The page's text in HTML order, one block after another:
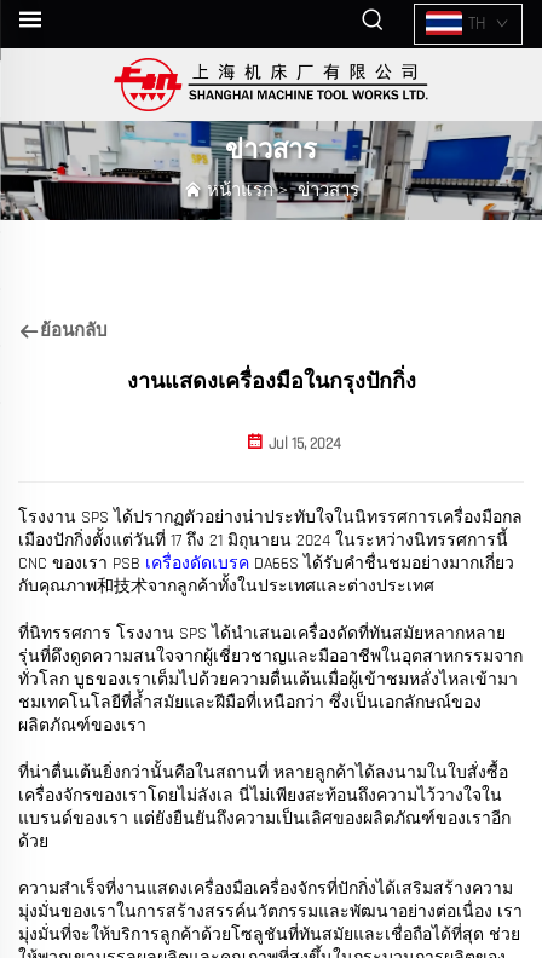
TH
ข่าวสาร
หน้าแรก>ข่าวสาร
ย้อนกลับ
งานแสดงเครื่องมือในกรุงปักกิ่ง
Jul 15, 2024
โรงงาน SPS ได้ปรากฏตัวอย่างน่าประทับใจในนิทรรศการเครื่องมือกล
เมืองปักกิ่งตั้งแต่วันที่ 17 ถึง 21 มิถุนายน 2024 ในระหว่างนิทรรศการนี้
CNC ของเรา PSB เครื่องดัดเบรค DA66S ได้รับคำชื่นชมอย่างมากเกี่ยว
กับคุณภาพ和技术จากลูกค้าทั้งในประเทศและต่างประเทศ
ที่นิทรรศการ โรงงาน SPS ได้นำเสนอเครื่องดัดที่ทันสมัยหลากหลาย
รุ่นที่ดึงดูดความสนใจจากผู้เชี่ยวชาญและมืออาชีพในอุตสาหกรรมจาก
ทั่วโลก บูธของเราเต็มไปด้วยความตื่นเต้นเมื่อผู้เข้าชมหลั่งไหลเข้ามา
ชมเทคโนโลยีที่ล้ำสมัยและฝีมือที่เหนือกว่า ซึ่งเป็นเอกลักษณ์ของ
ผลิตภัณฑ์ของเรา
ที่น่าตื่นเต้นยิ่งกว่านั้นคือในสถานที่ หลายลูกค้าได้ลงนามในใบสั่งซื้อ
เครื่องจักรของเราโดยไม่ลังเล นี่ไม่เพียงสะท้อนถึงความไว้วางใจใน
แบรนด์ของเรา แต่ยังยืนยันถึงความเป็นเลิศของผลิตภัณฑ์ของเราอีก
ด้วย
ความสำเร็จที่งานแสดงเครื่องมือเครื่องจักรที่ปักกิ่งได้เสริมสร้างความ
มุ่งมั่นของเราในการสร้างสรรค์นวัตกรรมและพัฒนาอย่างต่อเนื่อง เรา
มุ่งมั่นที่จะให้บริการลูกค้าด้วยโซลูชันที่ทันสมัยและเชื่อถือได้ที่สุด ช่วย